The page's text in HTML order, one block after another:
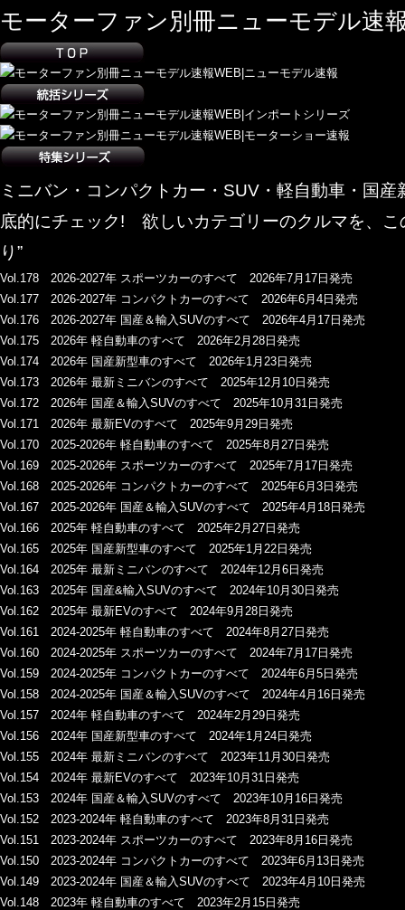
モーターファン別冊ニューモデル速
ミニバン・コンパクトカー・SUV・軽自動車・国
底的にチェック! 欲しいカテゴリーのクルマを、こ
り”
Vol.178 2026-2027年 スポーツカーのすべて 2026年7月17日発売
Vol.177 2026-2027年 コンパクトカーのすべて 2026年6月4日発売
Vol.176 2026-2027年 国産＆輸入SUVのすべて 2026年4月17日発売
Vol.175 2026年 軽自動車のすべて 2026年2月28日発売
Vol.174 2026年 国産新型車のすべて 2026年1月23日発売
Vol.173 2026年 最新ミニバンのすべて 2025年12月10日発売
Vol.172 2026年 国産＆輸入SUVのすべて 2025年10月31日発売
Vol.171 2026年 最新EVのすべて 2025年9月29日発売
Vol.170 2025-2026年 軽自動車のすべて 2025年8月27日発売
Vol.169 2025-2026年 スポーツカーのすべて 2025年7月17日発売
Vol.168 2025-2026年 コンパクトカーのすべて 2025年6月3日発売
Vol.167 2025-2026年 国産＆輸入SUVのすべて 2025年4月18日発売
Vol.166 2025年 軽自動車のすべて 2025年2月27日発売
Vol.165 2025年 国産新型車のすべて 2025年1月22日発売
Vol.164 2025年 最新ミニバンのすべて 2024年12月6日発売
Vol.163 2025年 国産&輸入SUVのすべて 2024年10月30日発売
Vol.162 2025年 最新EVのすべて 2024年9月28日発売
Vol.161 2024-2025年 軽自動車のすべて 2024年8月27日発売
Vol.160 2024-2025年 スポーツカーのすべて 2024年7月17日発売
Vol.159 2024-2025年 コンパクトカーのすべて 2024年6月5日発売
Vol.158 2024-2025年 国産＆輸入SUVのすべて 2024年4月16日発売
Vol.157 2024年 軽自動車のすべて 2024年2月29日発売
Vol.156 2024年 国産新型車のすべて 2024年1月24日発売
Vol.155 2024年 最新ミニバンのすべて 2023年11月30日発売
Vol.154 2024年 最新EVのすべて 2023年10月31日発売
Vol.153 2024年 国産＆輸入SUVのすべて 2023年10月16日発売
Vol.152 2023-2024年 軽自動車のすべて 2023年8月31日発売
Vol.151 2023-2024年 スポーツカーのすべて 2023年8月16日発売
Vol.150 2023-2024年 コンパクトカーのすべて 2023年6月13日発売
Vol.149 2023-2024年 国産＆輸入SUVのすべて 2023年4月10日発売
Vol.148 2023年 軽自動車のすべて 2023年2月15日発売